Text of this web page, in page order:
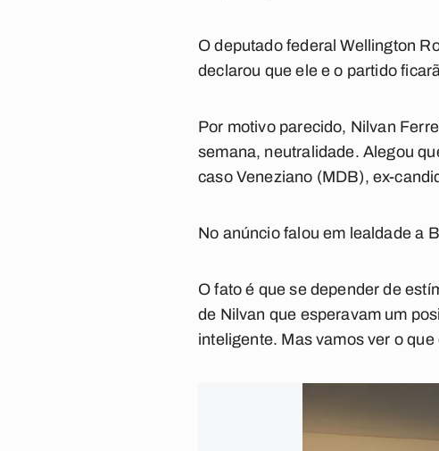
O deputado federal Wellington
declarou que ele e o partido
Por motivo parecido, Nilvan
semana, neutralidade. Alegou
caso Veneziano (MDB), ex-
No anúncio falou em lealdade a
O fato é que se depender de
de Nilvan que esperavam um
inteligente. Mas vamos ver o que